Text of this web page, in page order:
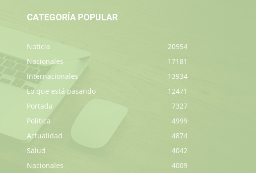
CATEGORÍA POPULAR
Noticia
20954
Nacionales
17181
Internacionales
13934
Lo que está pasando
12471
Portada
7327
Política
4999
Actualidad
4874
Salud
4042
Nacionales
4009